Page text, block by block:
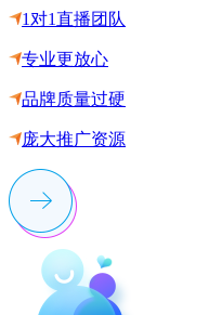
1对1直播团队
专业更放心
品牌质量过硬
庞大推广资源